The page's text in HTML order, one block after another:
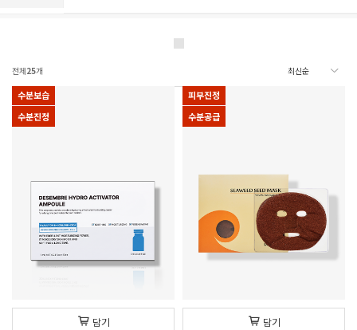
전체25개
수분보습
수분진정
담기
피부진정
수분공급
담기